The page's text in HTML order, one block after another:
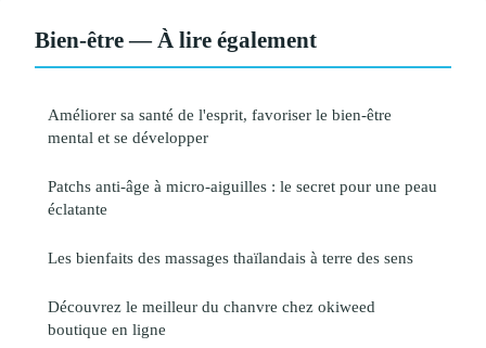
Bien-être — À lire également
Améliorer sa santé de l'esprit, favoriser le bien-être
mental et se développer
Patchs anti-âge à micro-aiguilles : le secret pour une peau
éclatante
Les bienfaits des massages thaïlandais à terre des sens
Découvrez le meilleur du chanvre chez okiweed
boutique en ligne